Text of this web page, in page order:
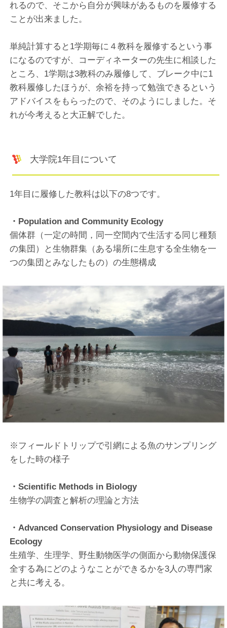
れるので、そこから自分が興味があるものを履修する
ことが出来ました。
単純計算すると1学期毎に４教科を履修するという事
になるのですが、コーディネーターの先生に相談した
ところ、1学期は3教科のみ履修して、ブレーク中に1
教科履修したほうが、余裕を持って勉強できるという
アドバイスをもらったので、そのようにしました。そ
れが今考えると大正解でした。
大学院1年目について
1年目に履修した教科は以下の8つです。
・Population and Community Ecology
個体群（一定の時間，同一空間内で生活する同じ種類
の集団）と生物群集（ある場所に生息する全生物を一
つの集団とみなしたもの）の生態構成
※フィールドトリップで引網による魚のサンプリング
をした時の様子
・Scientific Methods in Biology
生物学の調査と解析の理論と方法
・Advanced Conservation Physiology and Disease
Ecology
生殖学、生理学、野生動物医学の側面から動物保護保
全する為にどのようなことができるかを3人の専門家
と共に考える。